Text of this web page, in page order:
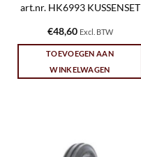
art.nr. HK6993 KUSSENSET
€48,60 Excl. BTW
TOEVOEGEN AAN
WINKELWAGEN